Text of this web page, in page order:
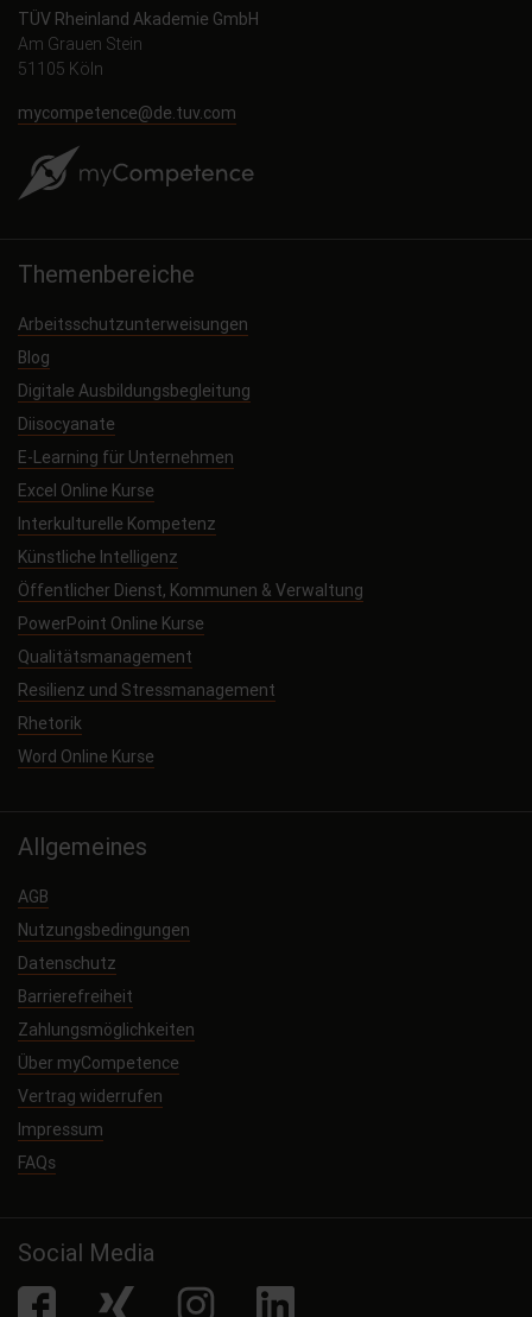
TÜV Rheinland Akademie GmbH
Am Grauen Stein
51105 Köln
mycompetence@de.tuv.com
Themenbereiche
Arbeitsschutzunterweisungen
Blog
Digitale Ausbildungsbegleitung
Diisocyanate
E-Learning für Unternehmen
Excel Online Kurse
Interkulturelle Kompetenz
Künstliche Intelligenz
Öffentlicher Dienst, Kommunen & Verwaltung
PowerPoint Online Kurse
Qualitätsmanagement
Resilienz und Stressmanagement
Rhetorik
Word Online Kurse
Allgemeines
AGB
Nutzungsbedingungen
Datenschutz
Barrierefreiheit
Zahlungsmöglichkeiten
Über myCompetence
Vertrag widerrufen
Impressum
FAQs
Social Media
facebook Xing Instagram LinkedIn